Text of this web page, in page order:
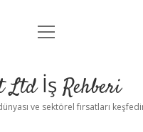
Anasayfa
Yasal Uyarı
menüyü
Ltd İş Rehberi
ve sektörel fırsatları